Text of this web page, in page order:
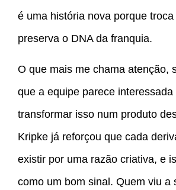
é uma história nova porque
preserva o DNA da franquia.
O que mais me chama atenção,
que a equipe parece interessada
transformar isso num produto
Kripke já reforçou que cada
existir por uma razão criativa, e
como um bom sinal. Quem viu a